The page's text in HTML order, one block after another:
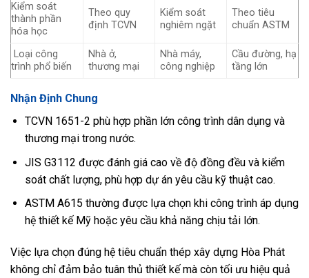
Kiểm soát
thành phần
hóa học
Theo quy
định TCVN
Kiểm soát
nghiêm ngặt
Theo tiêu
chuẩn ASTM
Loại công
trình phổ biến
Nhà ở,
thương mại
Nhà máy,
công nghiệp
Cầu đường, hạ
tầng lớn
Nhận Định Chung
TCVN 1651-2 phù hợp phần lớn công trình dân dụng và
thương mại trong nước.
JIS G3112 được đánh giá cao về độ đồng đều và kiểm
soát chất lượng, phù hợp dự án yêu cầu kỹ thuật cao.
ASTM A615 thường được lựa chọn khi công trình áp dụng
hệ thiết kế Mỹ hoặc yêu cầu khả năng chịu tải lớn.
Việc lựa chọn đúng hệ tiêu chuẩn thép xây dựng Hòa Phát
không chỉ đảm bảo tuân thủ thiết kế mà còn tối ưu hiệu quả